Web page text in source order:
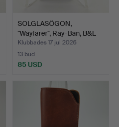
SOLGLASÖGON,
"Wayfarer", Ray-Ban, B&L
5022.
Klubbades 17 jul 2026
13 bud
85 USD